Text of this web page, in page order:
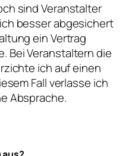
sind Veranstalter
besser abgesichert
ein Vertrag
Bei Veranstaltern die
ich auf einen
Fall verlasse ich
Absprache.